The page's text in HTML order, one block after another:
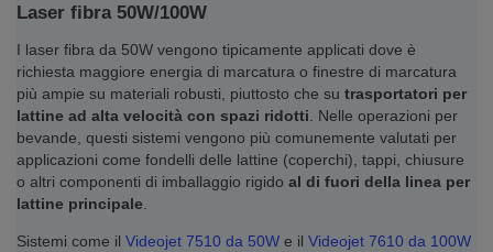
Laser fibra 50W/100W
I laser fibra da 50W vengono tipicamente applicati dove è
richiesta maggiore energia di marcatura o finestre di marcatura
più ampie su materiali robusti, piuttosto che su trasportatori per
lattine ad alta velocità con spazi ridotti . Nelle operazioni per
bevande, questi sistemi vengono più comunemente valutati per
applicazioni come fondelli delle lattine (coperchi), tappi, chiusure
o altri componenti di imballaggio rigido al di fuori della linea per
lattine principale
Sistemi come il Videojet 7510 da 50W e il Videojet 7610 da 100W